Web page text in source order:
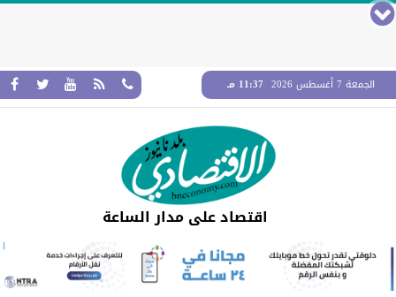
الجمعة 7 أغسطس 2026 11:37 مـ
اقتصاد على مدار الساعة